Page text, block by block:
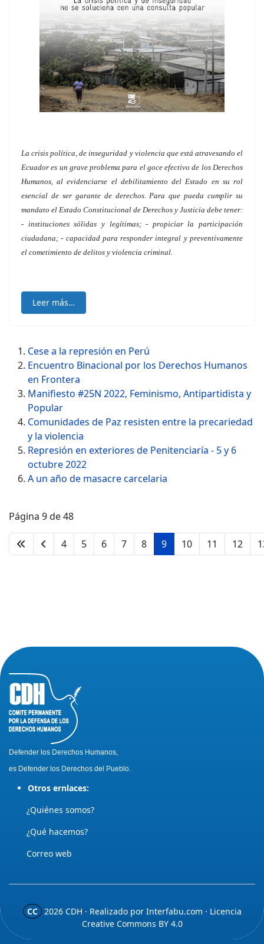
La crisis política, de inseguridad y violencia que está atravesando el
Ecuador es un grave problema para el goce efectivo de los Derechos
Humanos, al evidenciarse el debilitamiento del Estado en su rol
esencial de ser garante de derechos. Para que pueda cumplir su
mandato el Estado Constitucional de Derechos y Justicia debe tener:
- instituciones sólidas y legítimas; - propiciar la participación
ciudadana; - capacidad para responder integral y preventivamente
el cometimiento de delitos y violencia criminal.
Leer más…
Cese a la represión en Perú
Encuentro Binacional por los Derechos Humanos
en Frontera
Manifiesto #25N 2022, Feminismo, Antipartidista y
Popular
Comunidades de Paz resisten entre la precariedad
y la violencia
Represión en exteriores de Penitenciaría - 5 y 6
octubre 2022
A un año de masacre carcelaria
Página 9 de 48
4 5 6 7 8 9 10 11 12
Defender los Derechos Humanos,
es Defender los Derechos del Pueblo.
Otros ernlaces:
¿Quiénes somos?
¿Qué hacemos?
Correo web
CC 2026CDH · Realizado por Interfabu.com · Licencia
Creative Commons BY 4.0